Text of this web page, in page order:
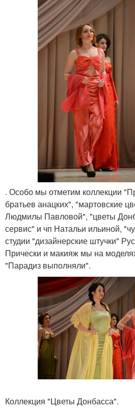
. Особо мы отметим коллекции
братьев анацких", "мартовские
Людмилы Павловой", "цветы
сервис" и чп Натальи ильиной,
студии "дизайнерские штучки"
Прически и макияж мы на
"Парадиз выполняли".
Коллекция "Цветы Донбасса".